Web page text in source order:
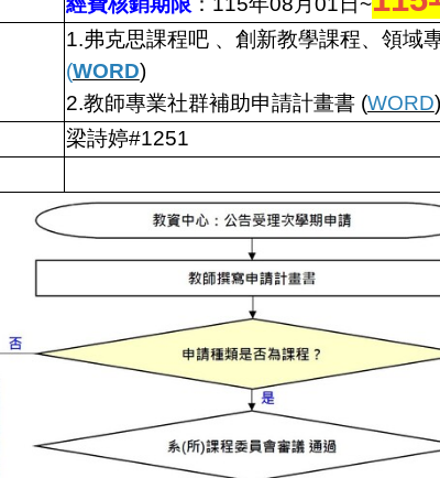
1.弗克思課程吧 、創新教學課程、領域
(WORD)
2.教師專業社群補助申請計畫書 (WORD)
梁詩婷#1251